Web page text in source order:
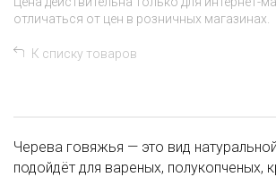
отличаться от цен в розничных магазинах.
К списку товаров
Черева говяжья — это вид
подойдёт для вареных, полукопченых,